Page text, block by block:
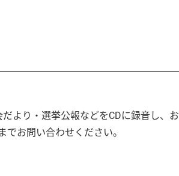
より・選挙公報などをCDに録音し、お
お問い合わせください。